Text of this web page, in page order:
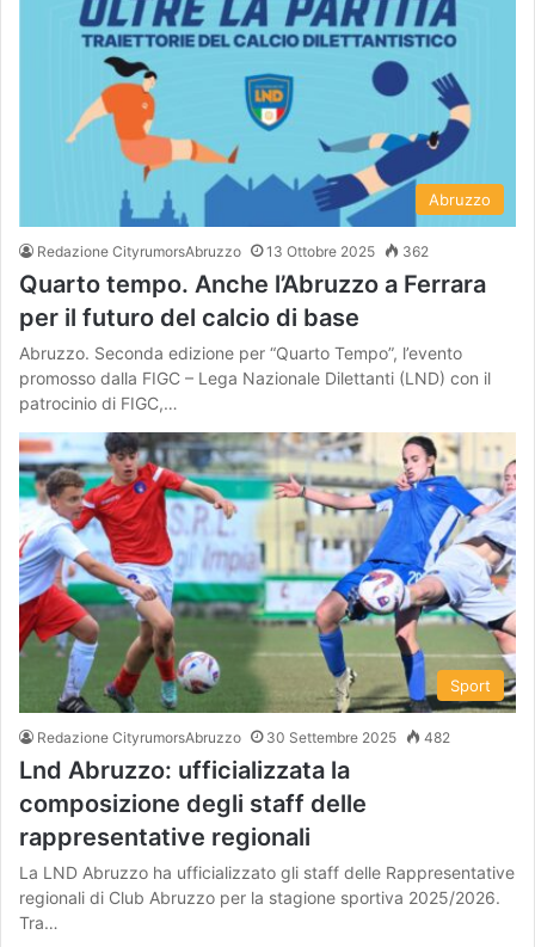
Abruzzo
Redazione CityrumorsAbruzzo 13 Ottobre 2025 362
Quarto tempo. Anche l’Abruzzo a Ferrara
per il futuro del calcio di base
Abruzzo. Seconda edizione per “Quarto Tempo”, l’evento
promosso dalla FIGC – Lega Nazionale Dilettanti (LND) con il
patrocinio di FIGC,…
Sport
Redazione CityrumorsAbruzzo 30 Settembre 2025 482
Lnd Abruzzo: ufficializzata la
composizione degli staff delle
rappresentative regionali
La LND Abruzzo ha ufficializzato gli staff delle Rappresentative
regionali di Club Abruzzo per la stagione sportiva 2025/2026.
Tra…